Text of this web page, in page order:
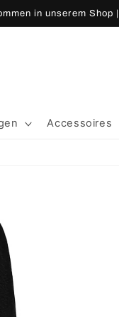
in unserem Shop
Accessoires